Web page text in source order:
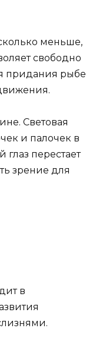
меньше,
свободно
придания рыбе
Световая
и палочек в
глаз перестает
зрение для
в